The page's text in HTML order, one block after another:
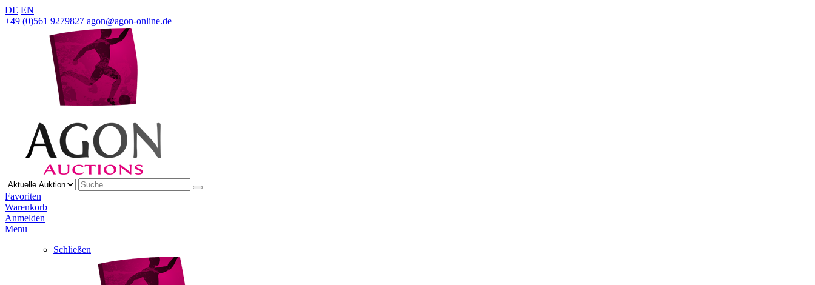
DE EN
+49 (0)561 9279827 agon@agon-online.de
Favoriten
Warenkorb
Anmelden
Menu
Schließen